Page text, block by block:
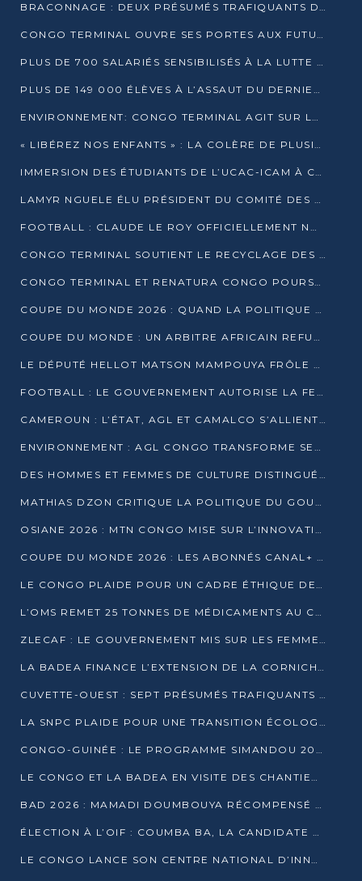
BRACONNAGE : DEUX PRÉSUMÉS TRAFIQUANTS D’HIPPOPOTAME ÉCROUÉS À BRAZZAVILLE
CONGO TERMINAL OUVRE SES PORTES AUX FUTURS INGÉNIEURS DE L’UCAC-ICAM
PLUS DE 700 SALARIÉS SENSIBILISÉS À LA LUTTE CONTRE LA TUBERCULOSE À CONGO TERMINAL
PLUS DE 149 000 ÉLÈVES À L’ASSAUT DU DERNIER CEPE
ENVIRONNEMENT: CONGO TERMINAL AGIT SUR LE TERRAIN ET FORME LES PLUS JEUNES
« LIBÉREZ NOS ENFANTS » : LA COLÈRE DE PLUSIEURS MÈRES À BRAZZAVILLE CONTRE LA DGSP
IMMERSION DES ÉTUDIANTS DE L’UCAC-ICAM À CONGO TERMINAL
LAMYR NGUELE ÉLU PRÉSIDENT DU COMITÉ DES MEMBRES D’HONNEUR DU PCT
FOOTBALL : CLAUDE LE ROY OFFICIELLEMENT NOMMÉ SÉLECTIONNEUR DU CONGO
CONGO TERMINAL SOUTIENT LE RECYCLAGE DES DÉCHETS PLASTIQUES À POINTE-NOIRE
CONGO TERMINAL ET RENATURA CONGO POURSUIVENT LEUR COMBAT POUR LA BIODIVERSITÉ
COUPE DU MONDE 2026 : QUAND LA POLITIQUE MENACE L’UNIVERSALITÉ DU FOOTBALL
COUPE DU MONDE : UN ARBITRE AFRICAIN REFUSÉ À L’ENTRÉE DES ÉTATS-UNIS
LE DÉPUTÉ HELLOT MATSON MAMPOUYA FRÔLE LA MORT LORS D’UNE EMBUSCADE DZNS LE POOL
FOOTBALL : LE GOUVERNEMENT AUTORISE LA FECOFOOT À OCCUPER LES COMPLEXES SPORTIFS
CAMEROUN : L’ÉTAT, AGL ET CAMALCO S’ALLIENT POUR UN MÉGA-PROJET FERROVIAIRE
ENVIRONNEMENT : AGL CONGO TRANSFORME SES DÉCHETS EN OUTILS DE FORMATION
DES HOMMES ET FEMMES DE CULTURE DISTINGUÉS POUR LEUR ENGAGEMENT PAR BANTOU CULTURE
MATHIAS DZON CRITIQUE LA POLITIQUE DU GOUVERNEMENT ET ALERTE SUR LA DETTE DU CONGO
OSIANE 2026 : MTN CONGO MISE SUR L’INNOVATION POUR RELEVER LES DÉFIS AFRICAINS
COUPE DU MONDE 2026 : LES ABONNÉS CANAL+ AU CONGO DÉÇUS À QUELQUES JOURS DU COUP D’ENVOI
LE CONGO PLAIDE POUR UN CADRE ÉTHIQUE DE L’INTELLIGENCE ARTIFICIELLE À DAKAR
L’OMS REMET 25 TONNES DE MÉDICAMENTS AU CONGO POUR RENFORCER LA RIPOSTE AUX ÉPIDÉMIES
ZLECAF : LE GOUVERNEMENT MIS SUR LES FEMMES ENTREPRENEURES
LA BADEA FINANCE L’EXTENSION DE LA CORNICHE SUD DE BRAZZAVILLE
CUVETTE-OUEST : SEPT PRÉSUMÉS TRAFIQUANTS DE FAUNE INTERPELLÉS À EWO ET KELLÉ
LA SNPC PLAIDE POUR UNE TRANSITION ÉCOLOGIQUE PROGRESSIVE
CONGO-GUINÉE : LE PROGRAMME SIMANDOU 2040 AU CŒUR DES ÉCHANGES À LA BAD
LE CONGO ET LA BADEA EN VISITE DES CHANTIERS
BAD 2026 : MAMADI DOUMBOUYA RÉCOMPENSÉ PAR LE TROPHÉE BABACAR NDIAYE À BRAZZAVILLE
ÉLECTION À L’OIF : COUMBA BA, LA CANDIDATE DISCRÈTE QUI BOUSCULE LE JEU DIPLOMATIQUE
LE CONGO LANCE SON CENTRE NATIONAL D’INNOVATION